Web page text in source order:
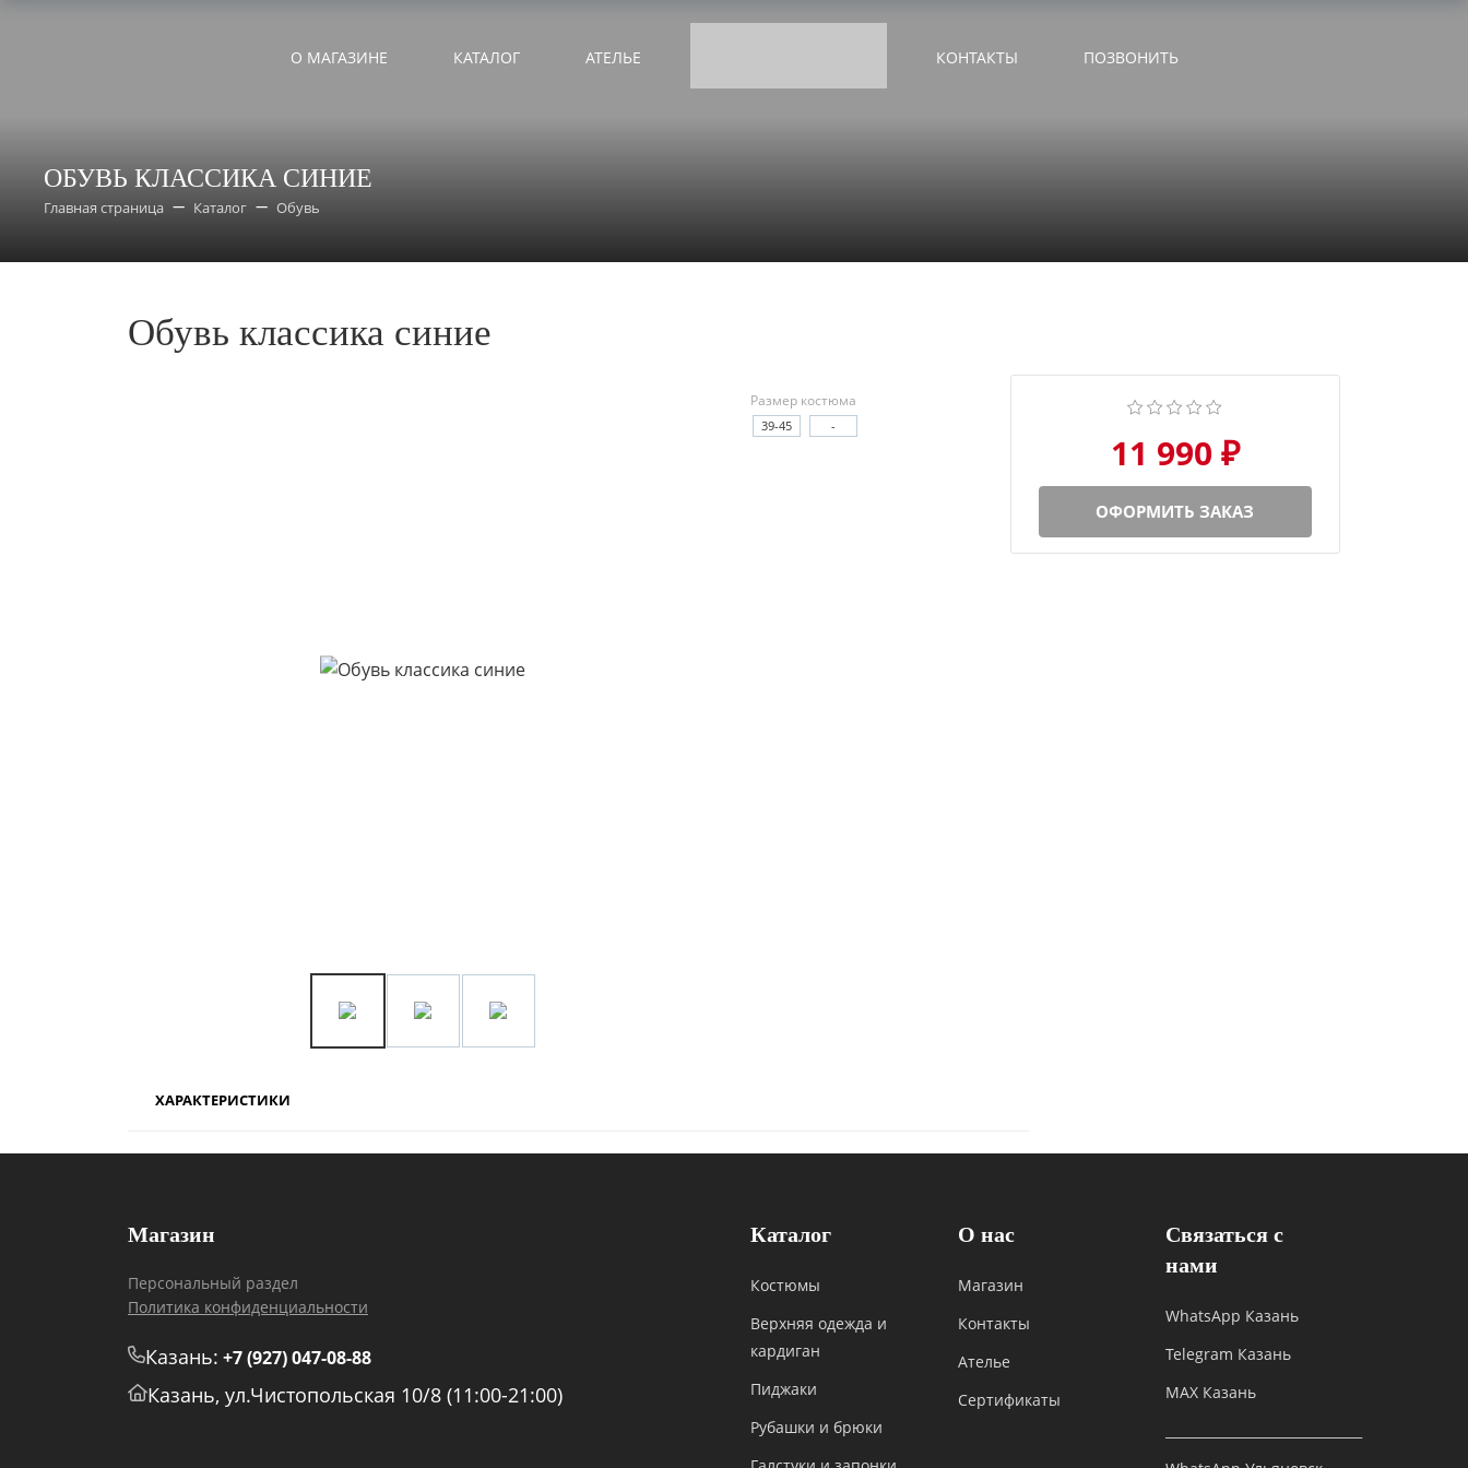
О МАГАЗИНЕ КАТАЛОГ АТЕЛЬЕ КОНТАКТЫ ПОЗВОНИТЬ
ОБУВЬ КЛАССИКА СИНИЕ
Главная страница Каталог Обувь
Обувь классика синие
Размер костюма
39-45 -
11 990 ₽
ОФОРМИТЬ ЗАКАЗ
ХАРАКТЕРИСТИКИ
Магазин
Персональный раздел
Политика конфиденциальности
Казань: +7 (927) 047-08-88
Казань, ул.Чистопольская 10/8 (11:00-21:00)
Каталог
Костюмы
Верхняя одежда и
кардиган
Пиджаки
Рубашки и брюки
О нас
Магазин
Контакты
Ателье
Сертификаты
Связаться с
нами
WhatsApp Казань
Telegram Казань
MAX Казань